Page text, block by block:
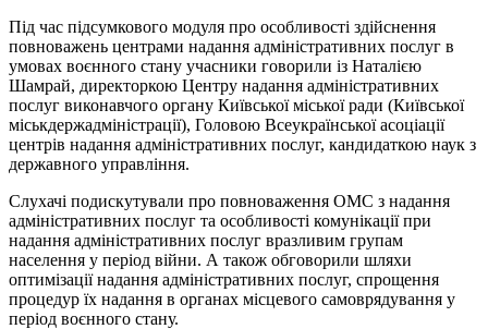
Під час підсумкового модуля про особливості здійснення
повноважень центрами надання адміністративних послуг в
умовах воєнного стану учасники говорили із Наталією
Шамрай, директоркою Центру надання адміністративних
послуг виконавчого органу Київської міської ради (Київської
міськдержадміністрації), Головою Всеукраїнської асоціації
центрів надання адміністративних послуг, кандидаткою наук з
державного управління.
Слухачі подискутували про повноваження ОМС з надання
адміністративних послуг та особливості комунікації при
надання адміністративних послуг вразливим групам
населення у період війни. А також обговорили шляхи
оптимізації надання адміністративних послуг, спрощення
процедур їх надання в органах місцевого самоврядування у
період воєнного стану.